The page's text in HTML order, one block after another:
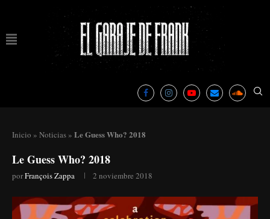
Inicio » Noticias » Le Guess Who? 2018
Le Guess Who? 2018
porFrançois Zappa 2 noviembre 2018